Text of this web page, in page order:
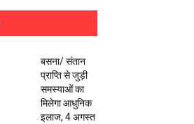
बसना/ संतान
प्राप्ति से जुड़ी
समस्याओं का
मिलेगा आधुनिक
इलाज, 4 अगस्त